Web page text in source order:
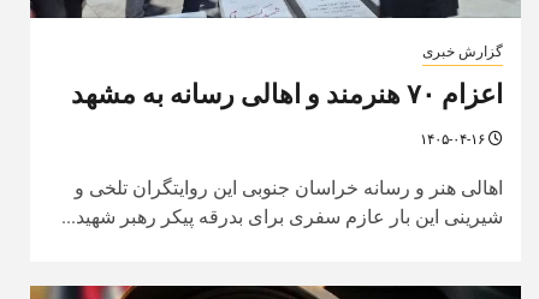
گزارش خبری
اعزام ۷۰ هنرمند و اهالی رسانه به مشهد
اهالی هنر و رسانه خراسان جنوبی این روایتگران تلخی و
شیرینی این بار عازم سفری برای بدرقه پیکر رهبر شهید...